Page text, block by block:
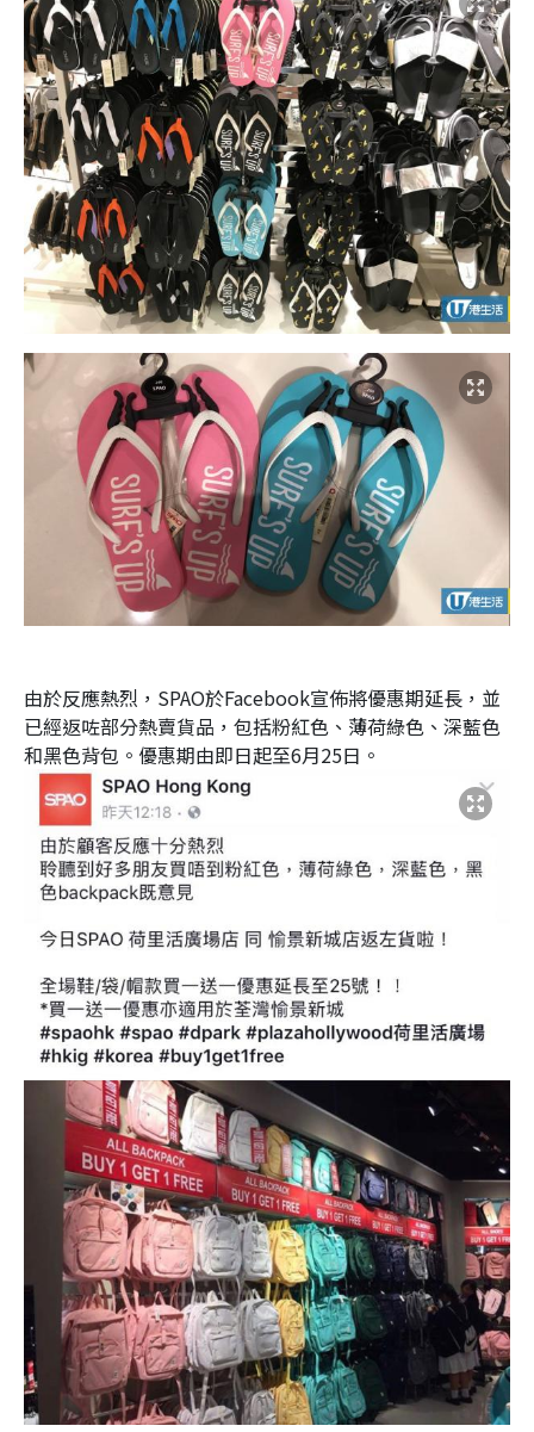
由於反應熱烈，SPAO於Facebook宣佈將優惠期延長，並
已經返咗部分熱賣貨品，包括粉紅色、薄荷綠色、深藍色
和黑色背包。優惠期由即日起至6月25日。